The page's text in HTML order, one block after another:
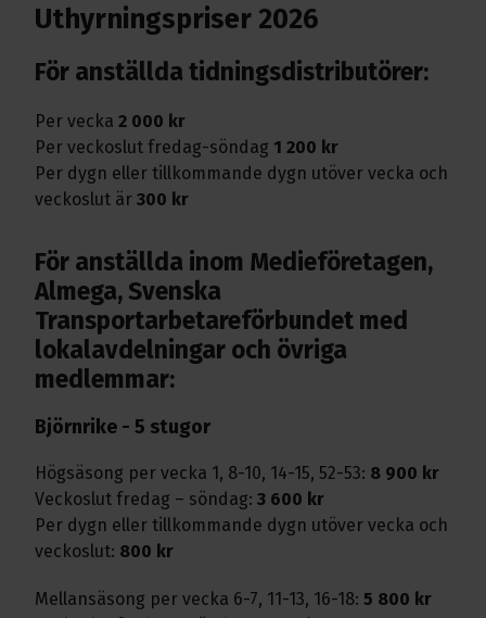
Uthyrningspriser 2026
För anställda tidningsdistributörer:
Per vecka 2 000 kr
Per veckoslut fredag-söndag 1 200 kr
Per dygn eller tillkommande dygn utöver vecka och
veckoslut är 300 kr
För anställda inom Medieföretagen,
Almega, Svenska
Transportarbetareförbundet med
lokalavdelningar och övriga
medlemmar:
Björnrike - 5 stugor
Högsäsong per vecka 1, 8-10, 14-15, 52-53: 8 900 kr
Veckoslut fredag – söndag: 3 600 kr
Per dygn eller tillkommande dygn utöver vecka och
veckoslut: 800 kr
Mellansäsong per vecka 6-7, 11-13, 16-18: 5 800 kr